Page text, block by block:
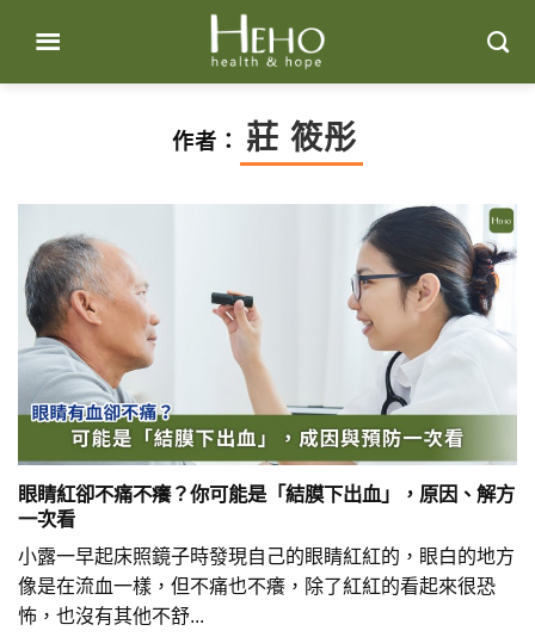
content
作者： 莊 筱彤
眼睛紅卻不痛不癢？你可能是「結膜下出血」，原因、解方
一次看
小露一早起床照鏡子時發現自己的眼睛紅紅的，眼白的地方
像是在流血一樣，但不痛也不癢，除了紅紅的看起來很恐
怖，也沒有其他不舒...